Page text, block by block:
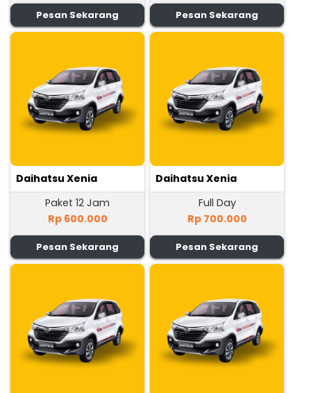
Pesan Sekarang Pesan Sekarang
Daihatsu Xenia
Paket 12 Jam
Rp 600.000
Pesan Sekarang
Daihatsu Xenia
Full Day
Rp 700.000
Pesan Sekarang